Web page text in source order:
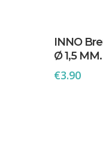
INNO
Ø 1,5 MM.
€3.90